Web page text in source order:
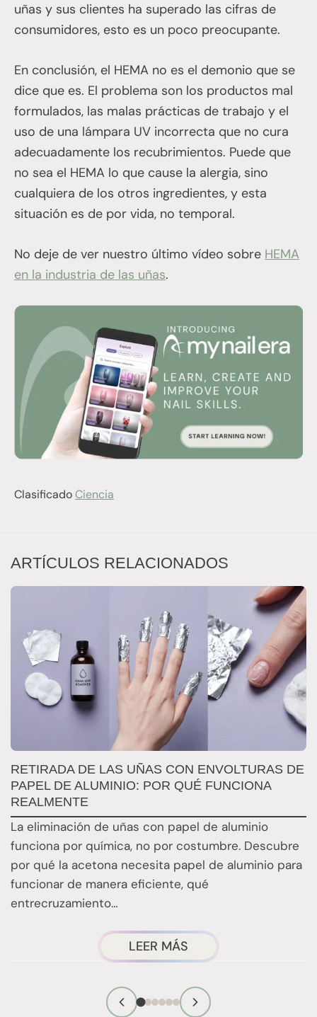
uñas y sus clientes ha superado las cifras de
consumidores, esto es un poco preocupante.
En conclusión, el HEMA no es el demonio que se
dice que es. El problema son los productos mal
formulados, las malas prácticas de trabajo y el
uso de una lámpara UV incorrecta que no cura
adecuadamente los recubrimientos. Puede que
no sea el HEMA lo que cause la alergia, sino
cualquiera de los otros ingredientes, y esta
situación es de por vida, no temporal.
No deje de ver nuestro último vídeo sobre HEMA
en la industria de las uñas.
Clasificado Ciencia
ARTÍCULOS RELACIONADOS
RETIRADA DE LAS UÑAS CON ENVOLTURAS DE
PAPEL DE ALUMINIO: POR QUÉ FUNCIONA
REALMENTE
La eliminación de uñas con papel de aluminio
funciona por química, no por costumbre. Descubre
por qué la acetona necesita papel de aluminio para
funcionar de manera eficiente, qué
entrecruzamiento…
LEER MÁS ACERCA
DE
LA
TÉCNICA